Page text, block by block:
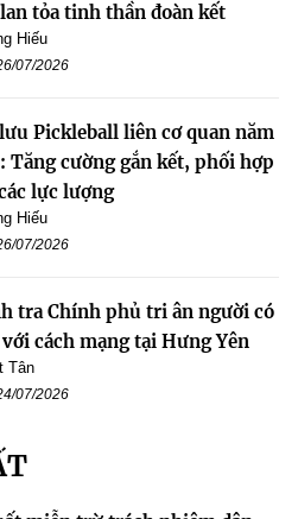
tỏa tinh thần đoàn kết
Hiếu
07/2026
Pickleball liên cơ quan năm
Tăng cường gắn kết, phối hợp
lực lượng
Hiếu
07/2026
tra Chính phủ tri ân người có
cách mạng tại Hưng Yên
Tân
07/2026